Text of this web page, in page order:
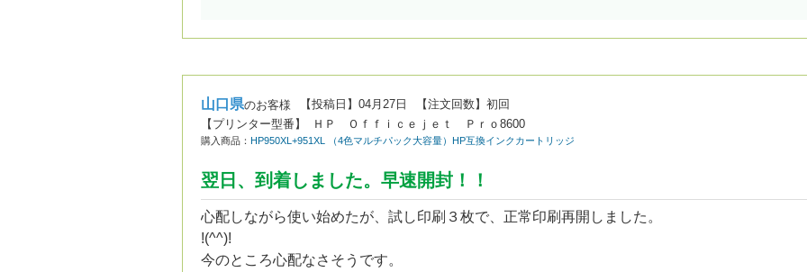
山口県のお客様 【投稿日】 04月27日 【注文回数】 初回
【プリンター型番】
ＨＰ Ｏｆｆｉｃｅｊｅｔ Ｐｒｏ8600
購入商品： HP950XL+951XL （4色マルチパック大容量）HP互換インクカートリッジ
翌日、到着しました。早速開封！！
心配しながら使い始めたが、試し印刷３枚で、正常印刷再開しました。
!(^^)!
今のところ心配なさそうです。